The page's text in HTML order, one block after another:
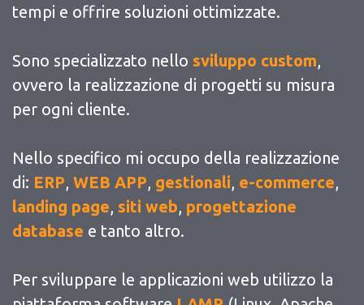
tempi e offrire soluzioni ottimizzate.
Sono specializzato nello sviluppo custom,
ovvero la realizzazione di progetti su misura
per ogni cliente.
Nello specifico mi occupo della realizzazione
di: ERP, WEB APP, gestionali, e-commerce,
landing page, siti web, progettazione
database e tanto altro.
Per sviluppare le applicazioni web utilizzo la